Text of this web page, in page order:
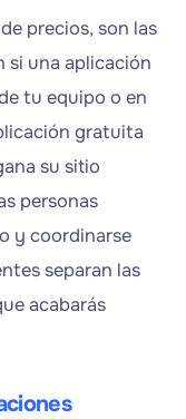
precios, son las
si una aplicación
tu equipo o en
gratuita
su sitio
personas
y coordinarse
separan las
acabarás